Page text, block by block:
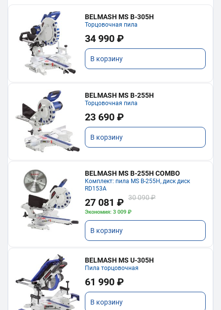
BELMASH MS B-305H
Торцовочная пила
34 990 ₽
В корзину
BELMASH MS B-255H
Торцовочная пила
23 690 ₽
В корзину
BELMASH MS B-255H COMBO
Комплект: пила MS B-255H, диск диск
RD153A
27 081 ₽ 30 090 ₽
Экономия: 3 009 ₽
В корзину
BELMASH MS U-305H
Пила торцовочная
61 990 ₽
В корзину